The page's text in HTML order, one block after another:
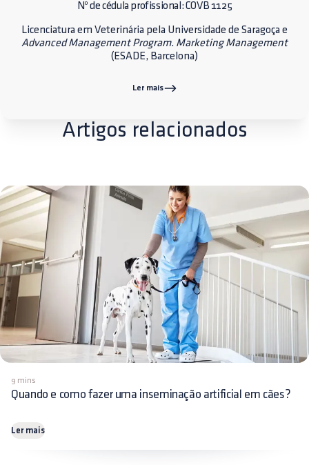
Nº de cédula profissional: COVB 1125
Licenciatura em Veterinária pela Universidade de Saragoça e
Advanced Management Program. Marketing Management
(ESADE, Barcelona)
Ler mais
Artigos relacionados
9 mins
Quando e como fazer uma inseminação artificial em cães?
Ler mais